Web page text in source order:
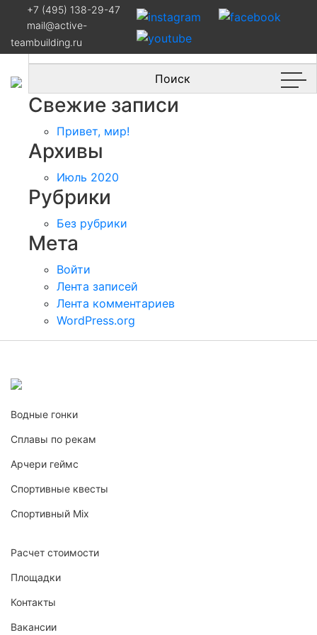
+7 (495) 138-29-47
mail@active-
teambuilding.ru
Навигация
по
записям
Организация мероприятий по
командообразованию на лодках драконах
Найти:
Свежие записи
Привет, мир!
Архивы
Июль 2020
Рубрики
Без рубрики
Мета
Войти
Лента записей
Лента комментариев
WordPress.org
Водные гонки
Сплавы по рекам
Арчери геймс
Спортивные квесты
Спортивный Mix
Расчет стоимости
Площадки
Контакты
Вакансии